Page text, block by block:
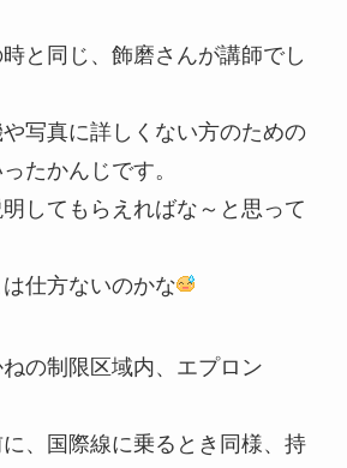
と同じ、飾磨さんが講師でし
写真に詳しくない方のための
たかんじです。
してもらえればな～と思って
仕方ないのかな
の制限区域内、エプロン
、国際線に乗るとき同様、持